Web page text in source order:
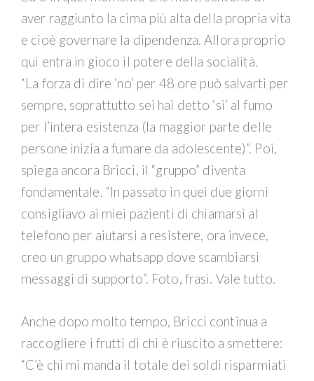
aver raggiunto la cima più alta della propria vita
e cioè governare la dipendenza. Allora proprio
qui entra in gioco il potere della socialità.
“La forza di dire ‘no’ per 48 ore può salvarti per
sempre, soprattutto sei hai detto ‘sì’ al fumo
per l’intera esistenza (la maggior parte delle
persone inizia a fumare da adolescente)”. Poi,
spiega ancora Bricci, il “gruppo” diventa
fondamentale. “In passato in quei due giorni
consigliavo ai miei pazienti di chiamarsi al
telefono per aiutarsi a resistere, ora invece,
creo un gruppo whatsapp dove scambiarsi
messaggi di supporto”. Foto, frasi. Vale tutto.
Anche dopo molto tempo, Bricci continua a
raccogliere i frutti di chi è riuscito a smettere:
“C’è chi mi manda il totale dei soldi risparmiati